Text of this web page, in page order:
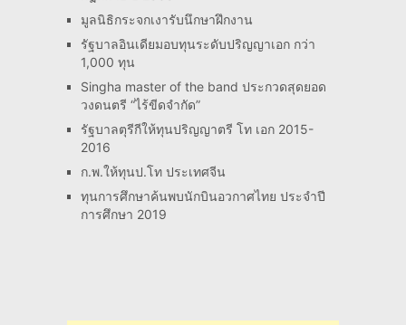
มูลนิธิกระจกเงารับนึกษาฝึกงาน
รัฐบาลอินเดียมอบทุนระดับปริญญาเอก กว่า
1,000 ทุน
Singha master of the band ประกวดสุดยอด
วงดนตรี “ไร้ขีดจำกัด”
รัฐบาลตุรีกีให้ทุนปริญญาตรี โท เอก 2015-
2016
ก.พ.ให้ทุนป.โท ประเทศจีน
ทุนการศึกษาค้นพบนักบินอวกาศไทย ประจำปี
การศึกษา 2019